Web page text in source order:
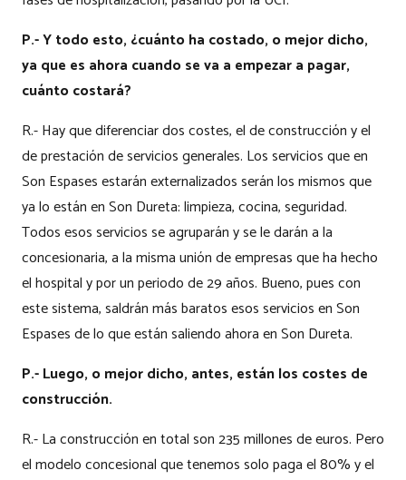
P.- Y todo esto, ¿cuánto ha costado, o mejor dicho,
ya que es ahora cuando se va a empezar a pagar,
cuánto costará?
R.- Hay que diferenciar dos costes, el de construcción y el
de prestación de servicios generales. Los servicios que en
Son Espases estarán externalizados serán los mismos que
ya lo están en Son Dureta: limpieza, cocina, seguridad.
Todos esos servicios se agruparán y se le darán a la
concesionaria, a la misma unión de empresas que ha hecho
el hospital y por un periodo de 29 años. Bueno, pues con
este sistema, saldrán más baratos esos servicios en Son
Espases de lo que están saliendo ahora en Son Dureta.
P.- Luego, o mejor dicho, antes, están los costes de
construcción.
R.- La construcción en total son 235 millones de euros. Pero
el modelo concesional que tenemos solo paga el 80% y el